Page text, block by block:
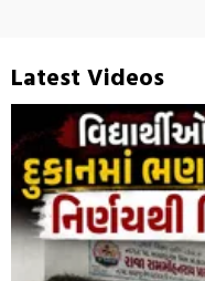
Latest Videos